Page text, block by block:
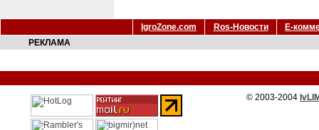
IgroZone.com Ros-Новости
Е-
РЕКЛАМА
© 2003-2004